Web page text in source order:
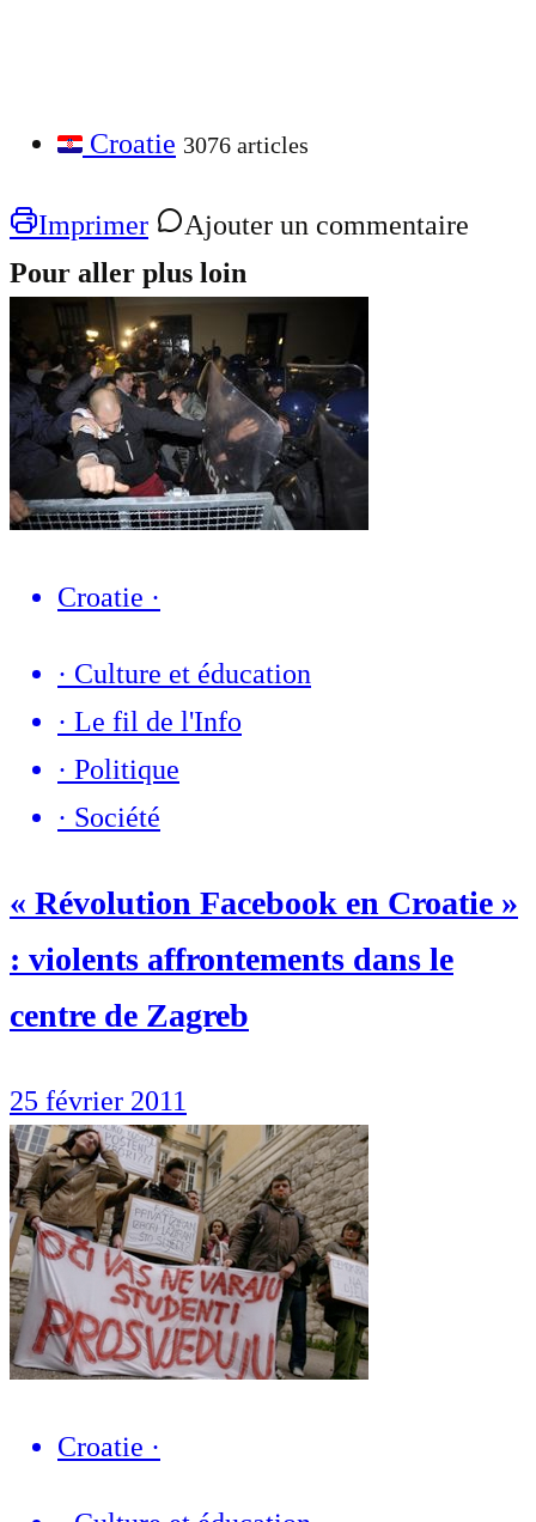
Croatie 3076 articles
Imprimer
Ajouter un commentaire
Pour aller plus loin
Croatie ·
· Culture et éducation
· Le fil de l'Info
· Politique
· Société
« Révolution Facebook en Croatie »
: violents affrontements dans le
centre de Zagreb
25 février 2011
Croatie ·